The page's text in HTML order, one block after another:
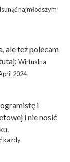
najmłodszym
ale też polecam
Wirtualna
2024
i
i nie nosić
każdy